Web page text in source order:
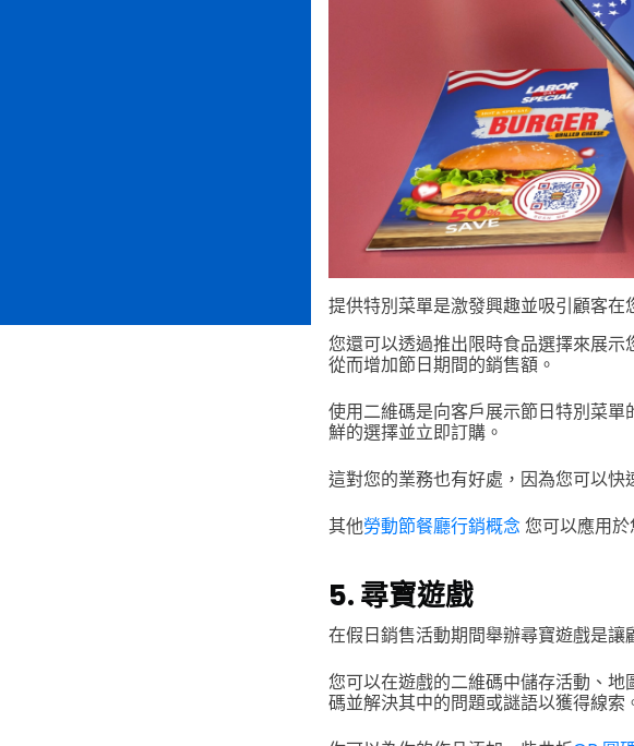
提供特別菜單是激發興趣並吸引顧客在
您還可以透過推出限時食品選擇來展
從而增加節日期間的銷售額。
使用二維碼是向客戶展示節日特別菜
鮮的選擇並立即訂購。
這對您的業務也有好處，因為您可以
其他勞動節餐廳行銷概念 您可以應用
5. 尋寶遊戲
在假日銷售活動期間舉辦尋寶遊戲是讓
您可以在遊戲的二維碼中儲存活動、
碼並解決其中的問題或謎語以獲得線索